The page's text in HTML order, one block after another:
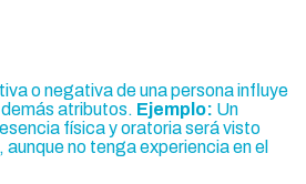
o negativa de una persona influye
atributos. Ejemplo: Un
física y oratoria será visto
no tenga experiencia en el